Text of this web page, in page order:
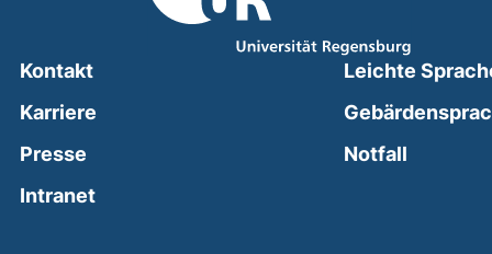
Kontakt
Karriere
Presse
Intranet(external link, opens in a new window)
Leichte
Notfall